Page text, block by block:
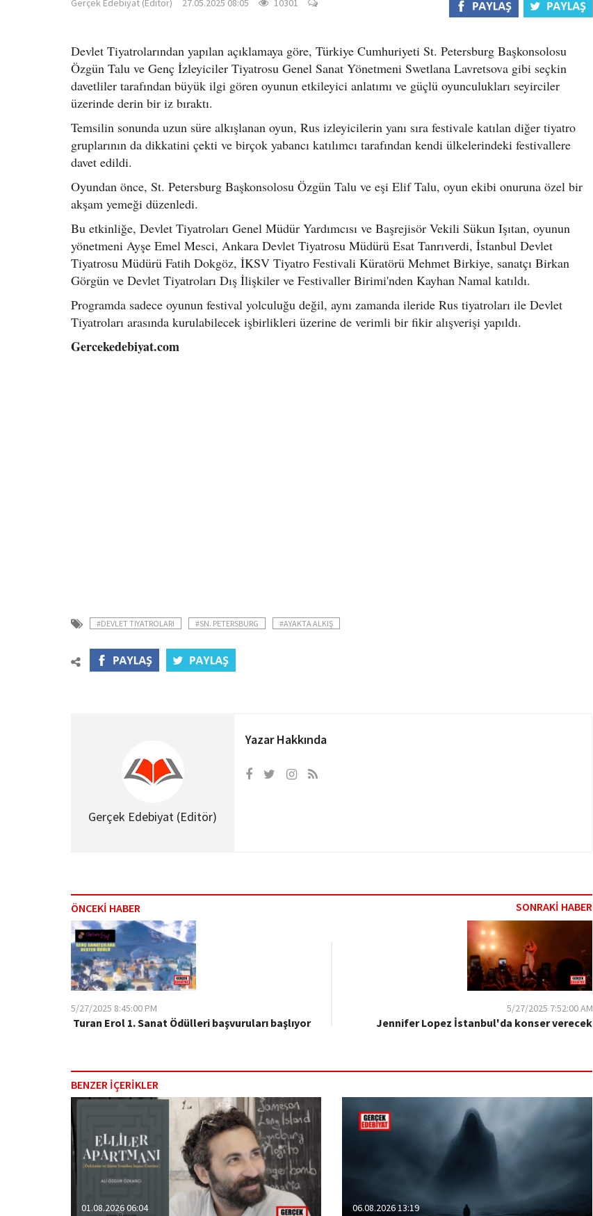
Gerçek Edebiyat (Editör) 27.05.2025 08:05 10301
Devlet Tiyatrolarından yapılan açıklamaya göre, Türkiye Cumhuriyeti St. Petersburg Başkonsolosu
Özgün Talu ve Genç İzleyiciler Tiyatrosu Genel Sanat Yönetmeni Swetlana Lavretsova gibi seçkin
davetliler tarafından büyük ilgi gören oyunun etkileyici anlatımı ve güçlü oyunculukları seyirciler
üzerinde derin bir iz bıraktı.
Temsilin sonunda uzun süre alkışlanan oyun, Rus izleyicilerin yanı sıra festivale katılan diğer tiyatro
gruplarının da dikkatini çekti ve birçok yabancı katılımcı tarafından kendi ülkelerindeki festivallere
davet edildi.
Oyundan önce, St. Petersburg Başkonsolosu Özgün Talu ve eşi Elif Talu, oyun ekibi onuruna özel bir
akşam yemeği düzenledi.
Bu etkinliğe, Devlet Tiyatroları Genel Müdür Yardımcısı ve Başrejisör Vekili Sükun Işıtan, oyunun
yönetmeni Ayşe Emel Mesci, Ankara Devlet Tiyatrosu Müdürü Esat Tanrıverdi, İstanbul Devlet
Tiyatrosu Müdürü Fatih Dokgöz, İKSV Tiyatro Festivali Küratörü Mehmet Birkiye, sanatçı Birkan
Görgün ve Devlet Tiyatroları Dış İlişkiler ve Festivaller Birimi'nden Kayhan Namal katıldı.
Programda sadece oyunun festival yolculuğu değil, aynı zamanda ileride Rus tiyatroları ile Devlet
Tiyatroları arasında kurulabilecek işbirlikleri üzerine de verimli bir fikir alışverişi yapıldı.
Gercekedebiyat.com
#DEVLET TIYATROLARI #SN. PETERSBURG #AYAKTA ALKIŞ
Gerçek Edebiyat (Editör)
Yazar Hakkında
ÖNCEKİ HABER SONRAKİ HABER
5/27/2025 8:45:00 PM
​ Turan Erol 1. Sanat Ödülleri başvuruları başlıyor
5/27/2025 7:52:00 AM
Jennifer Lopez İstanbul'da konser verecek
BENZER İÇERİKLER
01.08.2026 06:04
06.08.2026 13:19